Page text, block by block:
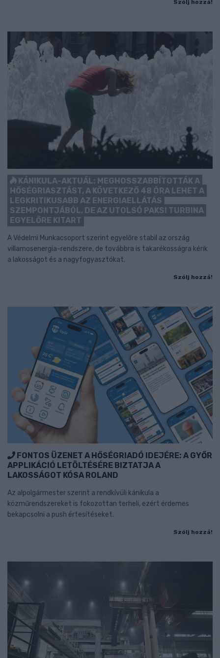
Szólj hozzá!
KÁNIKULA-AKTUÁL: MEGHOSSZABBÍTOTTÁK A
HŐSÉGRIASZTÁST, A KÖVETKEZŐ 48 ÓRA LEHET A
LEGKRITIKUSABB AZ ENERGIAELLÁTÁS
SZEMPONTJÁBÓL, DE AZ UTOLSÓ PAKSI TURBINA
EGYELŐRE KITART
A Védelmi Munkacsoport szerint egyelőre stabil az ország
villamosenergia-rendszere, de továbbra is takarékosságra kérik
a lakosságot és a nagyfogyasztókat.
Szólj hozzá!
FONTOS ÜZENET A HŐSÉGRIADÓ IDEJÉRE: A GYŐR
APPLIKÁCIÓ LETÖLTÉSÉRE BIZTATJA A
LAKOSSÁGOT KÓSA ROLAND
Az alpolgármester szerint a rendkívüli kánikula a
közműrendszereket is fokozottan terheli, ezért érdemes
bekapcsolni a push értesítéseket.
Szólj hozzá!